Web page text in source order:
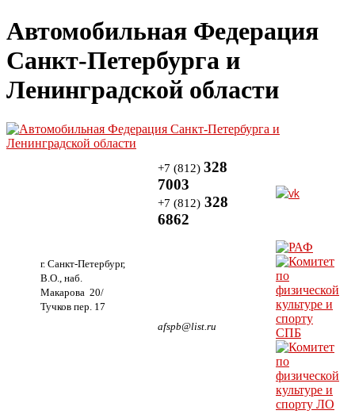
Автомобильная Федерация
Санкт-Петербурга и
Ленинградской области
г. Санкт-Петербург,
В.О., наб.
Макарова 20/
Тучков пер. 17
+7 (812) 328
7003
+7 (812) 328
6862
afspb@list.ru